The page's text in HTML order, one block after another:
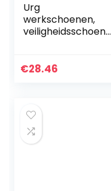
Urg
werkschoenen,
veiligheidsschoene
maat 36-41 (214S1)
€28.46